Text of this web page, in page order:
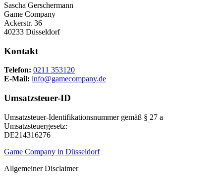
Sascha Gerschermann
Game Company
Ackerstr. 36
40233 Düsseldorf
Kontakt
Telefon: 0211 353120
E-Mail: info@gamecompany.de
Umsatzsteuer-ID
Umsatzsteuer-Identifikationsnummer gemäß § 27 a
Umsatzsteuergesetz:
DE214316276
Game Company in Düsseldorf
Allgemeiner Disclaimer